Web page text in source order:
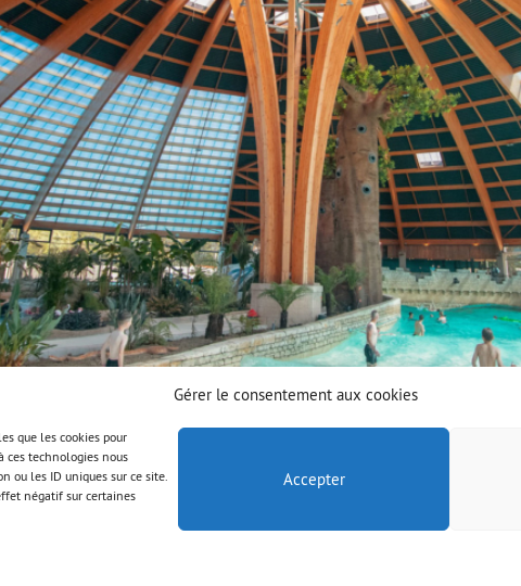
Gérer le consentement aux cookies
que les cookies pour
ces technologies nous
ou les ID uniques sur ce site.
négatif sur certaines
Accepter